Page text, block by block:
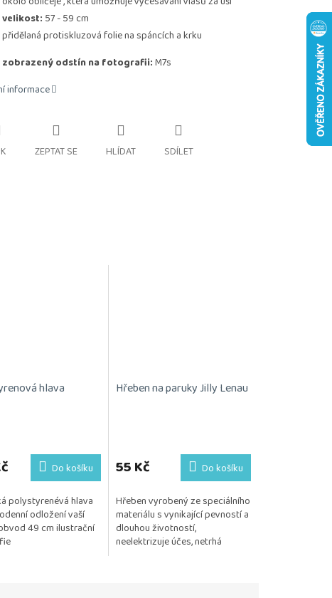
velikost: 57 - 59 cm
přidělaná protiskluzová folie na spáncích a krku
zobrazený odstín na fotografii:M7s
informace
ZEPTAT SE HLÍDAT SDÍLET
hlava
Do košíku
polystyrenévá hlava
odložení vaší
49 cm ilustrační
Hřeben na paruky Jilly Lenau
55 Kč Do košíku
Hřeben vyrobený ze speciálního
materiálu s vynikající pevností a
dlouhou životností,
neelektrizuje účes, netrhá